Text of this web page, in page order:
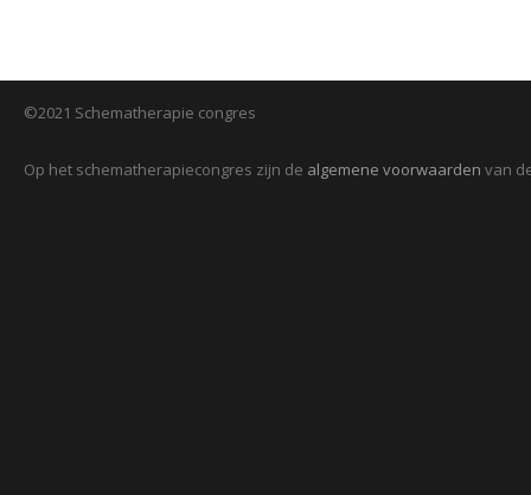
©2021 Schematherapie congres
Op het schematherapiecongres zijn de algemene voorwaarden van